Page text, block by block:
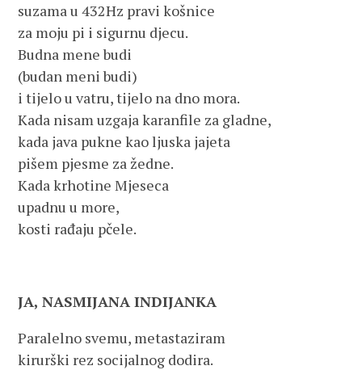
suzama u 432Hz pravi košnice
za moju pi i sigurnu djecu.
Budna mene budi
(budan meni budi)
i tijelo u vatru, tijelo na dno mora.
Kada nisam uzgaja karanfile za gladne,
kada java pukne kao ljuska jajeta
pišem pjesme za žedne.
Kada krhotine Mjeseca
upadnu u more,
kosti rađaju pčele.
JA, NASMIJANA INDIJANKA
Paralelno svemu, metastaziram
kirurški rez socijalnog dodira.